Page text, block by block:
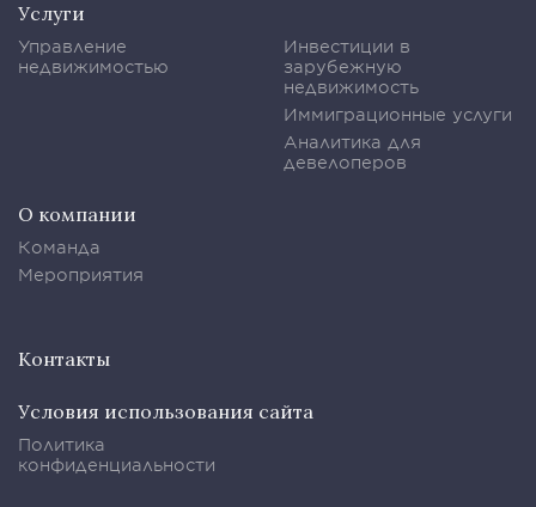
Услуги
Управление
недвижимостью
Инвестиции в
зарубежную
недвижимость
Иммиграционные услуги
Аналитика для
девелоперов
О компании
Команда
Мероприятия
Контакты
Условия использования сайта
Политика
конфиденциальности